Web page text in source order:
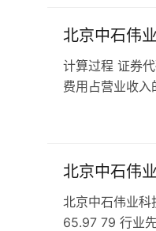
北京中石伟
计算过程 证券
费用占营业收
北京中石伟
北京中石伟业
65.97 79 行业